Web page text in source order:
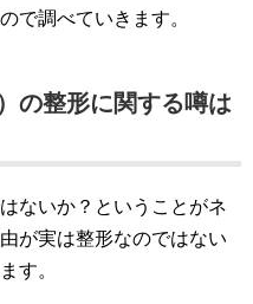
で調べていきます。
の整形に関する噂は
ないか？ということがネ
が実は整形なのではない
す。